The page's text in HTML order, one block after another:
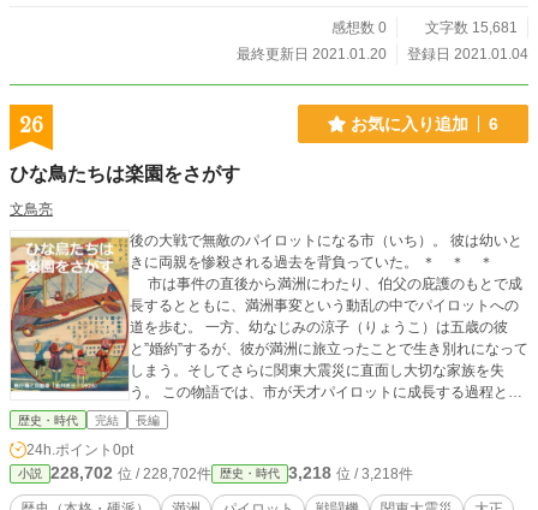
人は、苦難の末に結ばれるのか？ 「化け物」と呼ばれたヒロ
感想数 0
文字数 15,681
最終更新日 2021.01.20
登録日 2021.01.04
26 お気に入り追加 6
ひな鳥たちは楽園をさがす
文鳥亮
後の大戦で無敵のパイロットになる市（いち）。 彼は幼いと
きに両親を惨殺される過去を背負っていた。 ＊ ＊ ＊
市は事件の直後から満洲にわたり、伯父の庇護のもとで成
長するとともに、満洲事変という動乱の中でパイロットへの
道を歩む。 一方、幼なじみの涼子（りょうこ）は五歳の彼
と”婚約”するが、彼が満洲に旅立ったことで生き別れになって
しまう。そしてさらに関東大震災に直面し大切な家族を失
う。 この物語では、市が天才パイロットに成長する過程と、
行き別れた二人の”婚約者”が再会するまでを描く。 本格歴史
新版です） ＊この作品は史実をベースにしたフィクションで
す。主人公やそれに関わる人々・できごとは全てフィクショ
ンです。 ＊書影画像は『飛行機と自動車』金井直三1928.11
歴史・時代 完結 長編
24h.ポイント 0pt
小説 228,702 位 / 228,702件 歴史・時代 3,218 位 / 3,218件